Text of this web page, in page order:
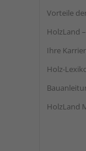
Vorteile
HolzLand
Ihre
Holz-
HolzLand